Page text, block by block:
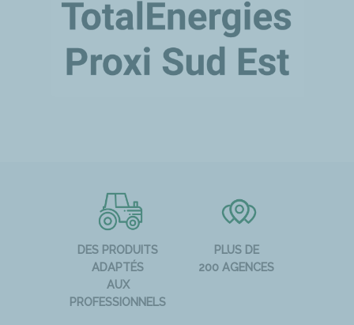
DES PRODUITS
ADAPTÉS
AUX
PROFESSIONNELS
PLUS DE
200 AGENCES